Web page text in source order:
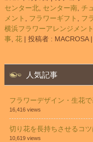
センター北, センター南, チ
メント , フラワーギフト , フ
横浜フラワーアレンジメント
事, 花 | 投稿者 : MACROSA |
人気記事
フラワーデザイン・生花
16,416 views
切り花を長持ちさせるコ
10,619 views